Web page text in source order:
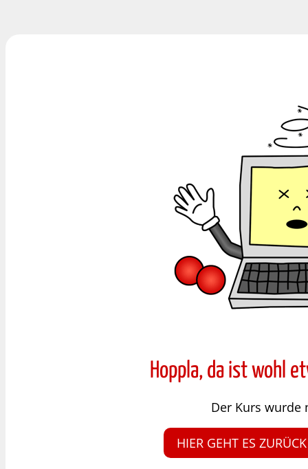
Hoppla, da ist wohl
Der Kurs wurde
HIER GEHT ES